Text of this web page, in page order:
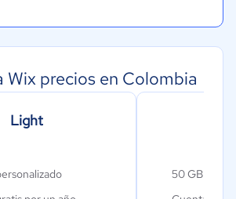
Wix precios en Colombia
Light
50 GB de